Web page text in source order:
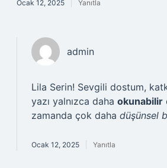
Ocak 12, 2025 Yanıtla
admin
Lila Serin! Sevgili dostum,
yazı yalnızca daha okunabilir
zamanda çok daha düşünsel
Ocak 12, 2025 Yanıtla